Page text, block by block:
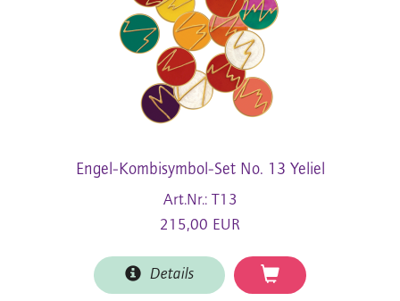
Engel-Kombisymbol-Set No. 13 Yeliel
Art.Nr.: T13
215,00 EUR
Details